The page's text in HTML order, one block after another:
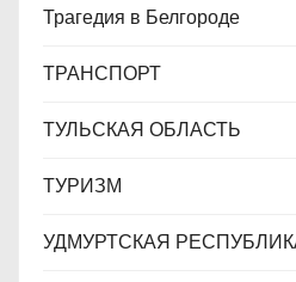
Трагедия в Белгороде
ТРАНСПОРТ
ТУЛЬСКАЯ ОБЛАСТЬ
ТУРИЗМ
УДМУРТСКАЯ